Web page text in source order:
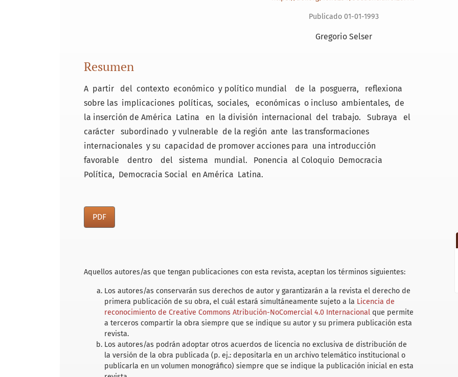
Publicado 01-01-1993
Gregorio Selser
Resumen
A partir del contexto económico y político mundial de la posguerra, reflexiona
sobre las implicaciones políticas, sociales, económicas o incluso ambientales, de
la inserción de América Latina en la división internacional del trabajo. Subraya el
carácter subordinado y vulnerable de la región ante las transformaciones
internacionales y su capacidad de promover acciones para una introducción
favorable dentro del sistema mundial. Ponencia al Coloquio Democracia
Política, Democracia Social en América Latina.
PDF
Aquellos autores/as que tengan publicaciones con esta revista, aceptan los términos siguientes:
Los autores/as conservarán sus derechos de autor y garantizarán a la revista el derecho de
primera publicación de su obra, el cuál estará simultáneamente sujeto a la Licencia de
reconocimiento de Creative Commons Atribución-NoComercial 4.0 Internacional que permite
a terceros compartir la obra siempre que se indique su autor y su primera publicación esta
revista.
Los autores/as podrán adoptar otros acuerdos de licencia no exclusiva de distribución de
la versión de la obra publicada (p. ej.: depositarla en un archivo telemático institucional o
publicarla en un volumen monográfico) siempre que se indique la publicación inicial en esta